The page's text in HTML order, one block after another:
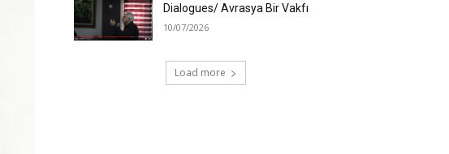
Dialogues/ Avrasya Bir Vakfı
10/07/2026
Load more